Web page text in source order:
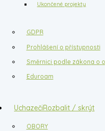
Ukončené projekty
GDPR
Prohlášení o přístupnosti
Směrnici podle zákona o
Eduroam
UchazečiRozbalit / skrýt
OBORY